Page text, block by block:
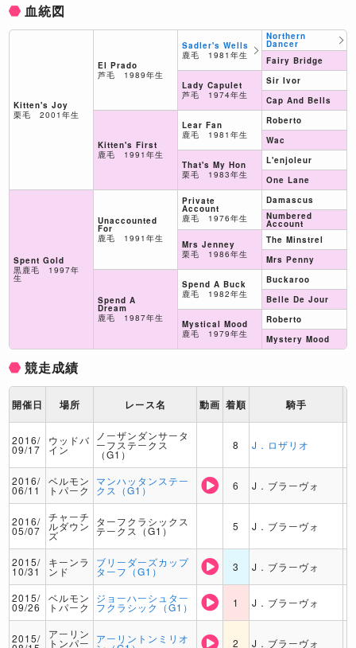
血統図
Kitten's Joy
栗毛 2001年生
Spent Gold
黒鹿毛 1997年
生
El Prado
芦毛 1989年生
Kitten's First
鹿毛 1991年生
Unaccounted
For
鹿毛 1991年生
Spend A
Dream
鹿毛 1987年生
Sadler's Wells
鹿毛 1981年生
Lady Capulet
芦毛 1974年生
Lear Fan
鹿毛 1981年生
That's My Hon
栗毛 1983年生
Private
Account
鹿毛 1976年生
Mrs Jenney
栗毛 1986年生
Spend A Buck
鹿毛 1982年生
Mystical Mood
鹿毛 1979年生
Northern
Dancer
Fairy Bridge
Sir Ivor
Cap And Bells
Roberto
Wac
L'enjoleur
One Lane
Damascus
Numbered
Account
The Minstrel
Mrs Penny
Buckaroo
Belle De Jour
Roberto
Mystery Mood
競走成績
開催日 場所 レース名 動画 着順 騎手
2016/
09/17
ウッドバ
イン
ノーザンダンサータ
ーフステークス
（G1）
8 J．ロザリオ
2016/
06/11
ベルモン
トパーク
マンハッタンステー
クス（G1） 6 J．ブラーヴォ
2016/
05/07
チャーチ
ルダウン
ズ
ターフクラシックス
テークス（G1） 5 J．ブラーヴォ
2015/
10/31
キーンラ
ンド
ブリーダーズカップ
ターフ（G1） 3 J．ブラーヴォ
2015/
09/26
ベルモン
トパーク
ジョーハーシュター
フクラシック（G1） 1 J．ブラーヴォ
2015/ アーリン
トンパー アーリントンミリオ 2 J．ブラーヴォ